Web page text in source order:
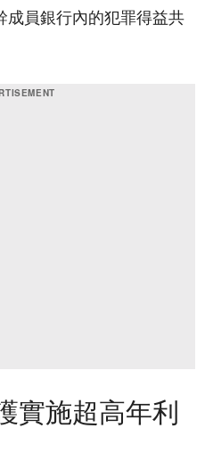
成員銀行內的犯罪得益共
實施超高年利